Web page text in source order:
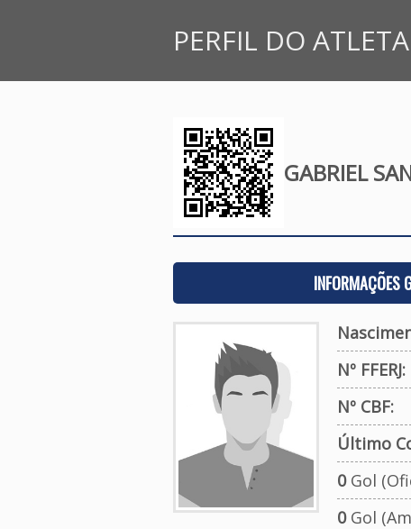
PERFIL DO ATLETA
GABRIEL
INFORMAÇÕES
Nº FFERJ:
Nº CBF:
Último
0Gol
0Gol